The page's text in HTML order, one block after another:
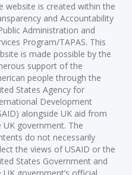
website is created within the
and Accountability
Administration and
Program/TAPAS. This
is made possible by the
support of the
people through the
States Agency for
Development
alongside UK aid from
UK government. The
do not necessarily
the views of USAID or the
States Government and